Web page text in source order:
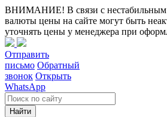
ВНИМАНИЕ! В связи с нестабильным
валюты цены на сайте могут быть
уточнять цены у менеджера при
Отправить
письмо Обратный
звонок Открыть
WhatsApp
Найти